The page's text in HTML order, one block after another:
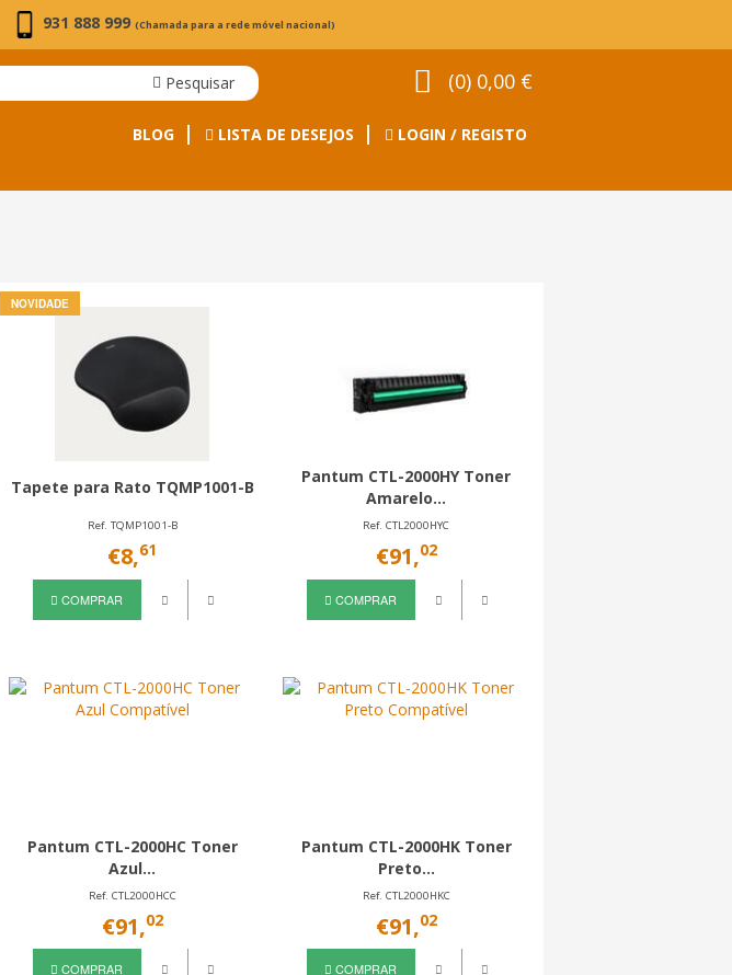
931 888 999 (Chamada para a rede móvel nacional)
(0) 0,00 €
Pesquisar
BLOG LISTA DE DESEJOS LOGIN / REGISTO
NOVIDADE
Tapete para Rato TQMP1001-B
Ref. TQMP1001-B
€8,61
COMPRAR
Pantum CTL-2000HY Toner
Amarelo...
Ref. CTL2000HYC
€91,02
COMPRAR
Pantum CTL-2000HC Toner
Azul...
Ref. CTL2000HCC
€91,02
COMPRAR
Pantum CTL-2000HK Toner
Preto...
Ref. CTL2000HKC
€91,02
COMPRAR